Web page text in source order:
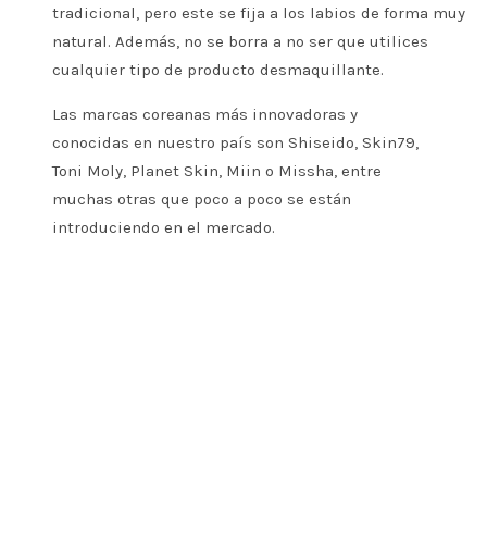
tradicional, pero este se fija a los labios de forma muy
natural. Además, no se borra a no ser que utilices
cualquier tipo de producto desmaquillante.
Las marcas coreanas más innovadoras y
conocidas en nuestro país son Shiseido, Skin79,
Toni Moly, Planet Skin, Miin o Missha, entre
muchas otras que poco a poco se están
introduciendo en el mercado.